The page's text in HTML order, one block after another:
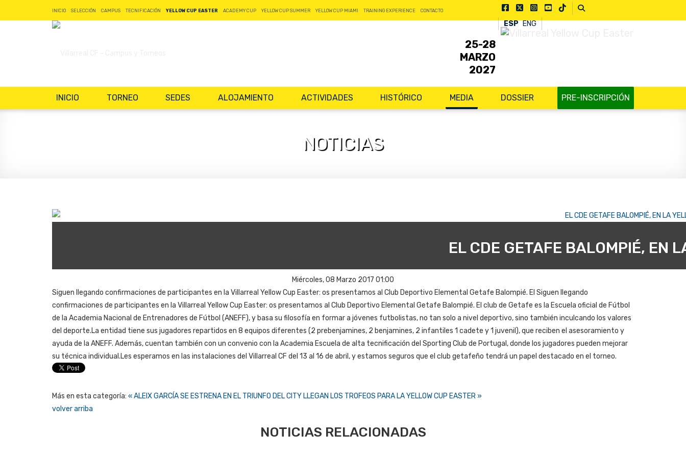
INICIO SELECCIÓN CAMPUS TECNIFICACIÓN YELLOW CUP EASTER ACADEMY CUP YELLOW CUP SUMMER YELLOW CUP MIAMI TRAINING EXPERIENCE CONTACTO
ESP ENG
25-28
MARZO
2027
INICIO TORNEO SEDES ALOJAMIENTO ACTIVIDADES HISTÓRICO MEDIA DOSSIER PRE-INSCRIPCIÓN
NOTICIAS
EL CDE GETAFE BALOMPIÉ, EN
Miércoles, 08 Marzo 2017 01:00
Siguen llegando confirmaciones de participantes en la Villarreal Yellow Cup Easter: os presentamos al Club Deportivo Elemental Getafe Balompié. El Siguen llegando
confirmaciones de participantes en la Villarreal Yellow Cup Easter: os presentamos al Club Deportivo Elemental Getafe Balompié. El club de Getafe es la Escuela oficial de Fútbol
de la Academia Nacional de Entrenadores de Fútbol (ANEFF), y basa su filosofía en formar a jóvenes futbolistas, no tan solo a nivel deportivo, sino también inculcando los valores
del deporte.La entidad tiene sus jugadores repartidos en 8 equipos diferentes (2 prebenjamines, 2 benjamines, 2 infantiles 1 cadete y 1 juvenil), que reciben el asesoramiento y
ayuda de la ANEFF. Además, cuentan también con un convenio con la Academia Escuela de alta tecnificación del Sporting Club de Portugal, donde los jugadores pueden mejorar
su técnica individual.Les esperamos en las instalaciones del Villarreal CF del 13 al 16 de abril, y estamos seguros que el club getafeño tendrá un papel destacado en el torneo.
Más en esta categoría: « ALEIX GARCÍA SE ESTRENA EN EL TRIUNFO DEL CITY LLEGAN LOS TROFEOS PARA LA YELLOW CUP EASTER »
volver arriba
NOTICIAS RELACIONADAS